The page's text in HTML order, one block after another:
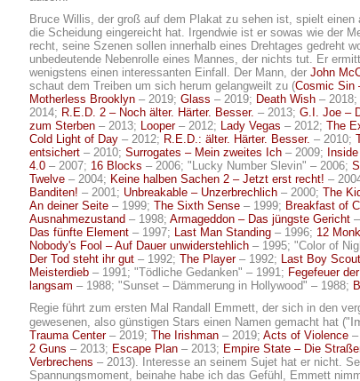
Bruce Willis, der groß auf dem Plakat zu sehen ist, spielt
die Scheidung eingereicht hat. Irgendwie ist er sowas wie der
recht, seine Szenen sollen innerhalb eines Drehtages gedreht
unbedeutende Nebenrolle eines Mannes, der nichts tut. Er
wenigstens einen interessanten Einfall. Der Mann, der John
schaut dem Treiben um sich herum gelangweilt zu (Cosmic Sin
Motherless Brooklyn – 2019; Glass – 2019; Death Wish – 2018;
2014; R.E.D. 2 – Noch älter. Härter. Besser. – 2013; G.I. Joe –
zum Sterben – 2013; Looper– 2012; Lady Vegas – 2012; The
Cold Light of Day – 2012; R.E.D.: älter. Härter. Besser. – 2010;
entsichert – 2010; Surrogates – Mein zweites Ich – 2009;
4.0 – 2007; 16 Blocks – 2006; "Lucky Number Slevin" – 2006;
Twelve – 2004; Keine halben Sachen 2 – Jetzt erst recht! –
Banditen! – 2001; Unbreakable – Unzerbrechlich – 2000; The
An deiner Seite – 1999; The Sixth Sense – 1999; Breakfast of
Ausnahmezustand – 1998; Armageddon – Das jüngste Gericht
Das fünfte Element – 1997; Last Man Standing – 1996; 12
Nobody's Fool – Auf Dauer unwiderstehlich – 1995; "Color of
Der Tod steht ihr gut – 1992; The Player– 1992; Last Boy Scout
Meisterdieb – 1991; "Tödliche Gedanken" – 1991; Fegefeuer
langsam – 1988; "Sunset – Dämmerung in Hollywood" – 1988;
Regie führt zum ersten Mal Randall Emmett, der sich in den
gewesenen, also günstigen Stars einen Namen gemacht hat ("
Trauma Center– 2019; The Irishman – 2019; Acts of Violence
2 Guns – 2013; Escape Plan – 2013; Empire State – Die
Verbrechens – 2013). Interesse an seinem Sujet hat er nicht.
Spannungsmoment, beinahe habe ich das Gefühl, Emmett